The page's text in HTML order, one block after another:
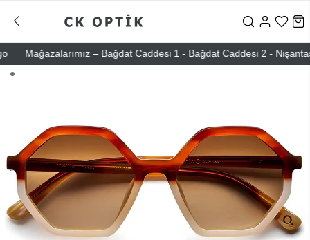
Mağazalarımız – Bağdat Caddesi 1 - Bağdat Caddesi 2 - Nişantaşı